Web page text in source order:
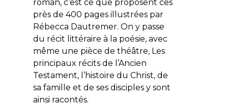
roman, c’est ce que proposent ces
près de 400 pages illustrées par
Rébecca Dautremer. On y passe
du récit littéraire à la poésie, avec
même une pièce de théâtre, Les
principaux récits de l’Ancien
Testament, l’histoire du Christ, de
sa famille et de ses disciples y sont
ainsi racontés.